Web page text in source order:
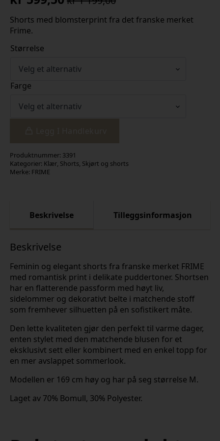
Opprinnelig
pris
var:
kr 1
199,00.
Nåværende
pris
er:
kr 599,50.
Shorts med blomsterprint fra det franske merket
Frime.
Størrelse
Farge
Produktnummer: 3391
Kategorier: Klær, Shorts, Skjørt og shorts
Merke: FRIME
Beskrivelse Tilleggsinformasjon
Beskrivelse
Feminin og elegant shorts fra franske merket FRIME
med romantisk print i delikate puddertoner. Shortsen
har en flatterende passform med høyt liv,
sidelommer og dekorativt belte i matchende stoff
som fremhever silhuetten på en sofistikert måte.
Den lette kvaliteten gjør den perfekt til varme dager,
enten stylet med den matchende blusen for et
eksklusivt sett eller kombinert med en enkel topp for
en mer avslappet sommerlook.
Modellen er 169 cm høy og har på seg størrelse M.
Laget av 70% Bomull, 30% Polyester.